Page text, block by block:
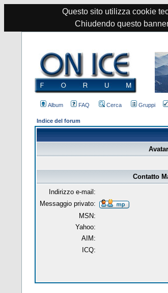
Questo sito utilizza cookie
Chiudendo questo
Album FAQ Cerca Gruppi
Indice del forum
Avatar
Contatto
Indirizzo e-mail:
Messaggio privato:
MSN:
Yahoo:
AIM:
ICQ: